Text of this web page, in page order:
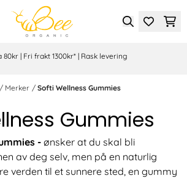
80kr | Fri frakt 1300kr* | Rask levering
/ Merker / Softi Wellness Gummies
Gummies
- ønsker at du skal bli
av deg selv, men på en naturlig
verden til et sunnere sted, en gummy